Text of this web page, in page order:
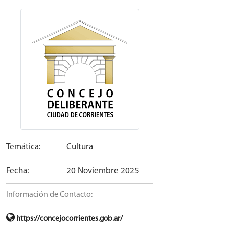
Temática: Cultura
Fecha: 20 Noviembre 2025
Información de Contacto:
https://concejocorrientes.gob.ar/